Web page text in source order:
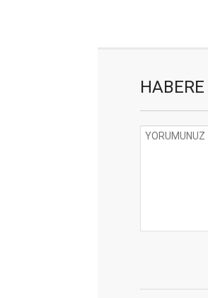
HABERE